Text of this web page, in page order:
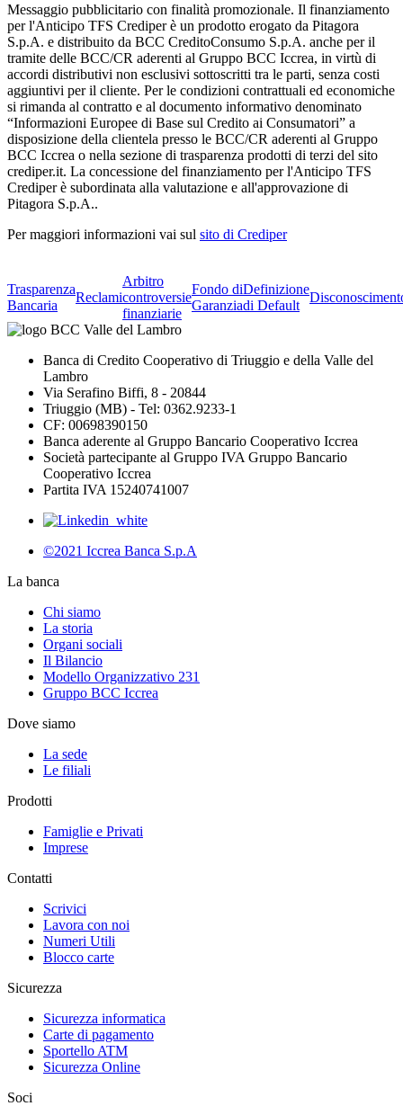
Messaggio pubblicitario con finalità promozionale. Il finanziamento
per l'Anticipo TFS Crediper è un prodotto erogato da Pitagora
S.p.A. e distribuito da BCC CreditoConsumo S.p.A. anche per il
tramite delle BCC/CR aderenti al Gruppo BCC Iccrea, in virtù di
accordi distributivi non esclusivi sottoscritti tra le parti, senza costi
aggiuntivi per il cliente. Per le condizioni contrattuali ed economiche
si rimanda al contratto e al documento informativo denominato
“Informazioni Europee di Base sul Credito ai Consumatori” a
disposizione della clientela presso le BCC/CR aderenti al Gruppo
BCC Iccrea o nella sezione di trasparenza prodotti di terzi del sito
crediper.it. La concessione del finanziamento per l'Anticipo TFS
Crediper è subordinata alla valutazione e all'approvazione di
Pitagora S.p.A..
Per maggiori informazioni vai sul sito di Crediper
Trasparenza
Bancaria
Reclami
Arbitro
controversie
finanziarie
Fondo di
Garanzia
Definizione
di Default
Banca di Credito Cooperativo di Triuggio e della Valle del
Lambro
Via Serafino Biffi, 8 - 20844
Triuggio (MB) - Tel: 0362.9233-1
CF: 00698390150
Banca aderente al Gruppo Bancario Cooperativo Iccrea
Società partecipante al Gruppo IVA Gruppo Bancario
Cooperativo Iccrea
Partita IVA 15240741007
©2021 Iccrea Banca S.p.A
La banca
Chi siamo
La storia
Organi sociali
Il Bilancio
Modello Organizzativo 231
Gruppo BCC Iccrea
Dove siamo
La sede
Le filiali
Prodotti
Famiglie e Privati
Imprese
Contatti
Scrivici
Lavora con noi
Numeri Utili
Blocco carte
Sicurezza
Sicurezza informatica
Carte di pagamento
Sportello ATM
Sicurezza Online
Soci